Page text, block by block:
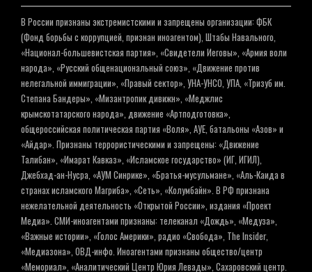
В России признаны экстремистскими и запрещены организации: ФБК
(Фонд борьбы с коррупцией, признан иноагентом), Штабы Навального,
«Национал-большевистская партия», «Свидетели Иеговы», «Армия воли
народа», «Русский общенациональный союз», «Движение против
нелегальной иммиграции», «Правый сектор», УНА-УНСО, УПА, «Тризуб им.
Степана Бандеры», «Мизантропик дивижн», «Меджлис
крымскотатарского народа», движение «Артподготовка»,
общероссийская политическая партия «Воля», АУЕ, батальоны «Азов» и
«Айдар». Признаны террористическими и запрещены: «Движение
Талибан», «Имарат Кавказ», «Исламское государство» (ИГ, ИГИЛ),
Джебхад-ан-Нусра, «АУМ Синрике», «Братья-мусульмане», «Аль-Каида в
странах исламского Магриба», «Сеть», «Колумбайн». В РФ признана
нежелательной деятельность «Открытой России», издания «Проект
Медиа». СМИ-иноагентами признаны: телеканал «Дождь», «Медуза»,
«Важные истории», «Голос Америки», радио «Свобода», The Insider,
«Медиазона», ОВД-инфо. Иноагентами признаны общество/центр
«Мемориал», «Аналитический Центр Юрия Левады», Сахаровский центр.